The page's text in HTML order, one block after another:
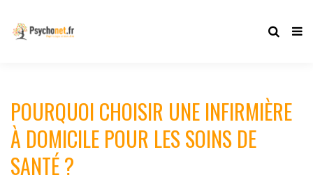
POURQUOI CHOISIR UNE INFIRMIÈRE
À DOMICILE POUR LES SOINS DE
SANTÉ ?